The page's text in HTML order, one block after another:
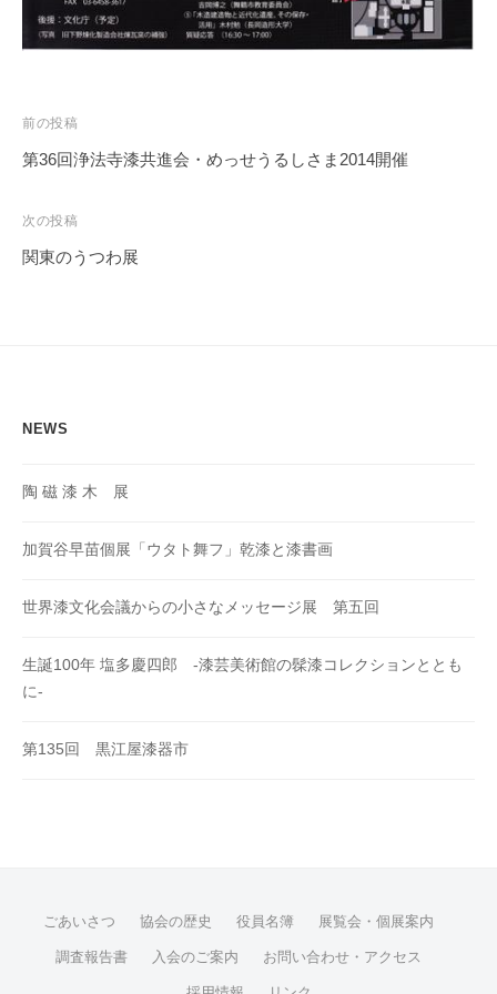
投
稿
ビ
ゲ
前の投稿
第36回浄法寺漆共進会・めっせうるしさま2014開催
次の投稿
関東のうつわ展
NEWS
陶 磁 漆 木 展
加賀谷早苗個展「ウタト舞フ」乾漆と漆書画
世界漆文化会議からの小さなメッセージ展 第五回
生誕100年 塩多慶四郎 -漆芸美術館の髹漆コレクションととも
に-
第135回 黒江屋漆器市
ごあいさつ 協会の歴史 役員名簿 展覧会・個展案内
調査報告書 入会のご案内 お問い合わせ・アクセス